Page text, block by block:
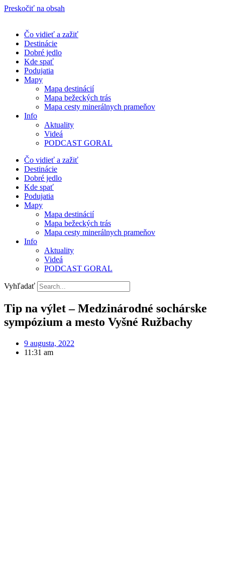
Preskočiť na obsah
Čo vidieť a zažiť
Destinácie
Dobré jedlo
Kde spať
Podujatia
Mapy
Mapa destinácií
Mapa bežeckých trás
Mapa cesty minerálnych prameňov
Info
Aktuality
Videá
PODCAST GORAL
Čo vidieť a zažiť
Destinácie
Dobré jedlo
Kde spať
Podujatia
Mapy
Mapa destinácií
Mapa bežeckých trás
Mapa cesty minerálnych prameňov
Info
Aktuality
Videá
PODCAST GORAL
Vyhľadať
Tip na výlet – Medzinárodné sochárske
sympózium a mesto Vyšné Ružbachy
9 augusta, 2022
11:31 am